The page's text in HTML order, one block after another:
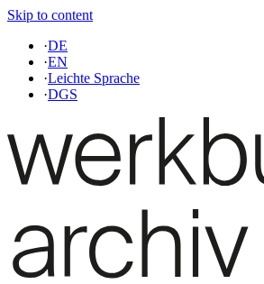
Skip to content
·DE
·EN
·Leichte Sprache
·DGS